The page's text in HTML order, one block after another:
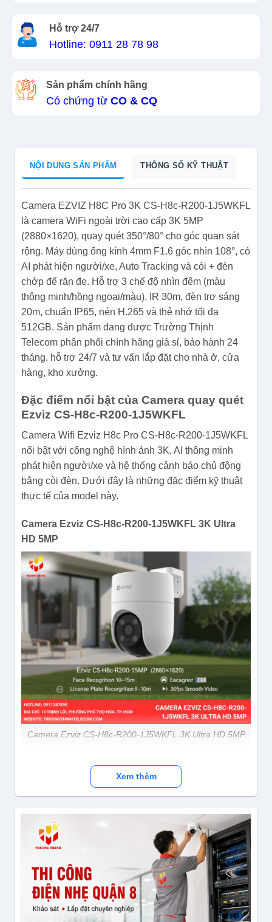
Hỗ trợ 24/7
Hotline: 0911 28 78 98
Sản phẩm chính hãng
Có chứng từ CO & CQ
NỘI DUNG SẢN PHẨM THÔNG SỐ KỸ THUẬT
Camera EZVIZ H8C Pro 3K CS-H8c-R200-1J5WKFL
là camera WiFi ngoài trời cao cấp 3K 5MP
(2880×1620), quay quét 350°/80° cho góc quan sát
rộng. Máy dùng ống kính 4mm F1.6 góc nhìn 108°, có
AI phát hiện người/xe, Auto Tracking và còi + đèn
chớp để răn đe. Hỗ trợ 3 chế độ nhìn đêm (màu
thông minh/hồng ngoại/màu), IR 30m, đèn trợ sáng
20m, chuẩn IP65, nén H.265 và thẻ nhớ tối đa
512GB. Sản phẩm đang được Trường Thịnh
Telecom phân phối chính hãng giá sỉ, bảo hành 24
tháng, hỗ trợ 24/7 và tư vấn lắp đặt cho nhà ở, cửa
hàng, kho xưởng.
Đặc điểm nổi bật của Camera quay quét
Ezviz CS-H8c-R200-1J5WKFL
Camera Wifi Ezviz H8c Pro CS-H8c-R200-1J5WKFL
nổi bật với công nghệ hình ảnh 3K, AI thông minh
phát hiện người/xe và hệ thống cảnh báo chủ động
bằng còi đèn. Dưới đây là những đặc điểm kỹ thuật
thực tế của model này.
Camera Ezviz CS-H8c-R200-1J5WKFL 3K Ultra
HD 5MP
Camera Ezviz CS-H8c-R200-1J5WKFL 3K Ultra HD 5MP
Camera Ezviz CS-H8c-R200-1J5WKFL ghi hình 3K
5MP (2880×1620) sắc nét, cho phép nhận diện
hình ảnh rõ ràng, mượt 30fps. Model này tự tối ưu
chất lượng theo băng thông với các mức Ultra-
HD/HD/Chuẩn, phù hợp lắp ngoài trời khi cần giám
sát chi tiết cao và ổn định.
Camera Ezviz CS-H8c-R200-1J5WKFL ống kính
F1.6 có DWR
Xem thêm